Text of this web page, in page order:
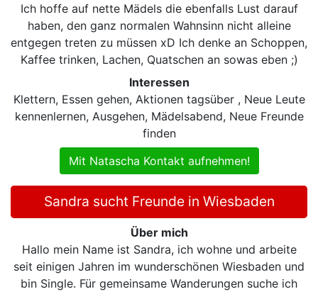
Ich hoffe auf nette Mädels die ebenfalls Lust darauf
haben, den ganz normalen Wahnsinn nicht alleine
entgegen treten zu müssen xD Ich denke an Schoppen,
Kaffee trinken, Lachen, Quatschen an sowas eben ;)
Interessen
Klettern, Essen gehen, Aktionen tagsüber , Neue Leute
kennenlernen, Ausgehen, Mädelsabend, Neue Freunde
finden
Mit Natascha Kontakt aufnehmen!
Sandra sucht Freunde in Wiesbaden
Über mich
Hallo mein Name ist Sandra, ich wohne und arbeite
seit einigen Jahren im wunderschönen Wiesbaden und
bin Single. Für gemeinsame Wanderungen suche ich